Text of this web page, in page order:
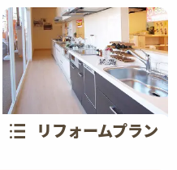
リフォームプラン